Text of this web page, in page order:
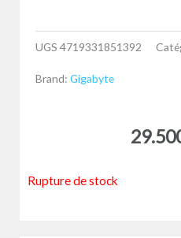
UGS 4719331851392
Brand: Gigabyte
Rupture de stock